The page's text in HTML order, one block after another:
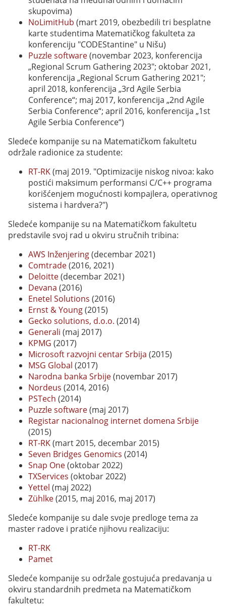
skupovima)
NoLimitHub (mart 2019, obezbedili tri besplatne
karte studentima Matematičkog fakulteta za
konferenciju "CODEStantine" u Nišu)
Puzzle software(novembar 2023, konferencija
„Regional Scrum Gathering 2023"; oktobar 2021,
konferencija „Regional Scrum Gathering 2021";
april 2018, konferencija „3rd Agile Serbia
Conference“; maj 2017, konferencija „2nd Agile
Serbia Conference“; april 2016, konferencija „1st
Agile Serbia Conference“)
Sledeće kompanije su na Matematičkom fakultetu
održale radionice za studente:
RT-RK(maj 2019. "Optimizacije niskog nivoa: kako
postići maksimum performansi C/C++ programa
korišćenjem mogućnosti kompajlera, operativnog
sistema i hardvera?")
Sledeće kompanije su na Matematičkom fakultetu
predstavile svoj rad u okviru stručnih tribina:
AWS Inženjering(decembar 2021)
Comtrade(2016, 2021)
Deloitte(decembar 2021)
Devana (2016)
Enetel Solutions (2016)
Ernst & Young(2015)
Gecko solutions, d.o.o. (2014)
Generali (maj 2017)
KPMG (2017)
Microsoft razvojni centar Srbija (2015)
MSG Global (2017)
Narodna banka Srbije(novembar 2017)
Nordeus (2014, 2016)
PSTech (2014)
Puzzle software(maj 2017)
Registar nacionalnog internet domena Srbije
(2015)
RT-RK(mart 2015, decembar 2015)
Seven Bridges Genomics (2014)
Snap One(oktobar 2022)
TXServices (oktobar 2022)
Yettel (maj 2022)
Zühlke(2015, maj 2016, maj 2017)
Sledeće kompanije su dale svoje predloge tema za
master radove i pratiće njihovu realizaciju:
RT-RK
Pamet
Sledeće kompanije su održale gostujuća predavanja u
okviru standardnih predmeta na Matematičkom
fakultetu: